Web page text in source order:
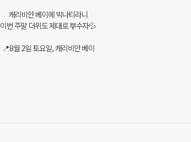
캐리비안 베이에 빅나티라니
이번 주말 더위도 제대로 뿌수자💦
📍8월 2일 토요일, 캐리비안 베이